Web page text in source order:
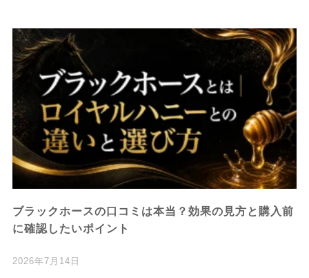
ブラックホースの口コミは本当？効果の見方と購入前
に確認したいポイント
2026年7月14日